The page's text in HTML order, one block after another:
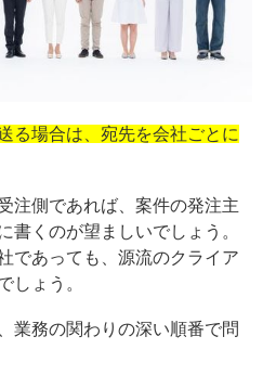
る場合は、宛先を会社ごとに
注側であれば、案件の発注主
書くのが望ましいでしょう。
であっても、源流のクライア
しょう。
業務の関わりの深い順番で問